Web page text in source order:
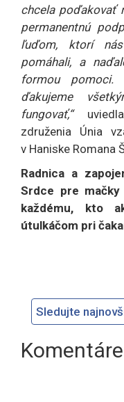
chcela poďakovať
permanentnú
ľuďom, ktorí
pomáhali, a
formou
ďakujeme
fungovať,“uviedla
združenia Únia
v Haniske Romana
Radnica a
Srdce pre
každému, kto
útulkáčom pri
Sledujte
Komentáre